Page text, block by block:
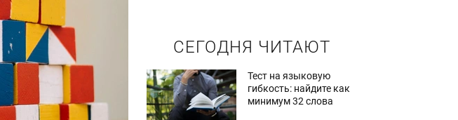
СЕГОДНЯ ЧИТАЮТ
Тест на языковую
гибкость: найдите как
минимум 32 слова